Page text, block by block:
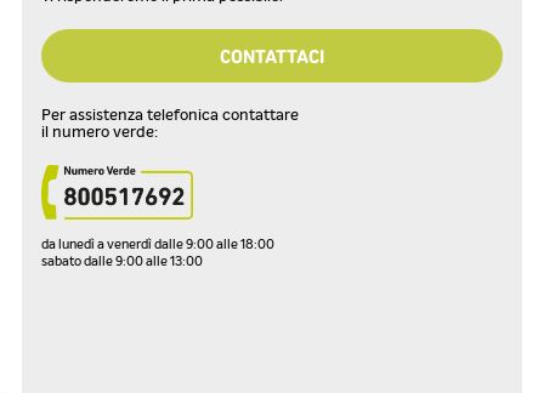
CONTATTACI
Per assistenza telefonica contattare
il numero verde:
da lunedì a venerdì dalle 9:00 alle 18:00
sabato dalle 9:00 alle 13:00